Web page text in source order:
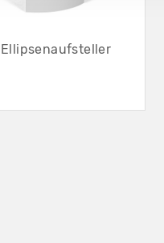
Ellipsenaufsteller